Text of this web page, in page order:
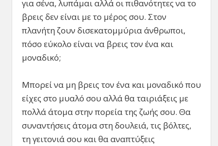
για σένα, λυπάμαι αλλά οι πιθανότητες να το
βρεις δεν είναι με το μέρος σου. Στον
πλανήτη ζουν δισεκατομμύρια άνθρωποι,
πόσο εύκολο είναι να βρεις τον ένα και
μοναδικό;
Μπορεί να μη βρεις τον ένα και μοναδικό που
είχες στο μυαλό σου αλλά θα ταιριάξεις με
πολλά άτομα στην πορεία της ζωής σου. Θα
συναντήσεις άτομα στη δουλειά, τις βόλτες,
τη γειτονιά σου και θα αναπτύξεις